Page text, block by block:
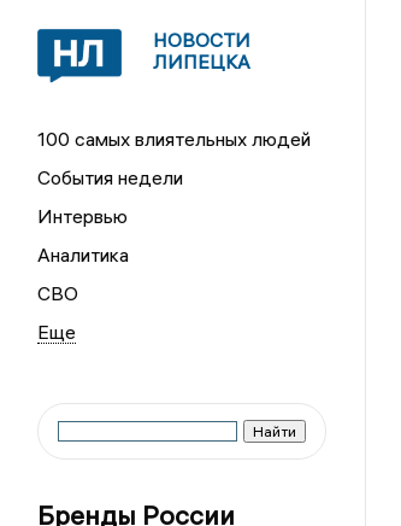
НОВОСТИ
ЛИПЕЦКА
100 самых влиятельных людей
События недели
Интервью
Аналитика
СВО
Бренды России